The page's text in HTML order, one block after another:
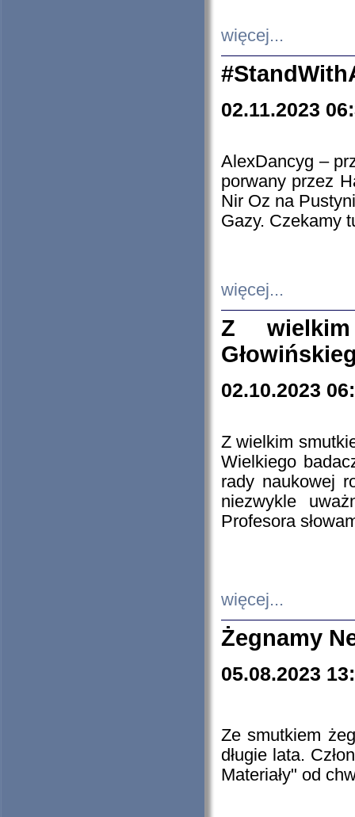
więcej...
02.11.2023
AlexDancyg –
porwany przez
Nir Oz na
Gazy. Czekamy
więcej...
Z
02.10.2023
Z wielkim
Wielkiego
rady naukowej
niezwykle
Profesora
więcej...
Żegnamy
05.08.2023
Ze smutkiem
długie lata.
Materiały" od